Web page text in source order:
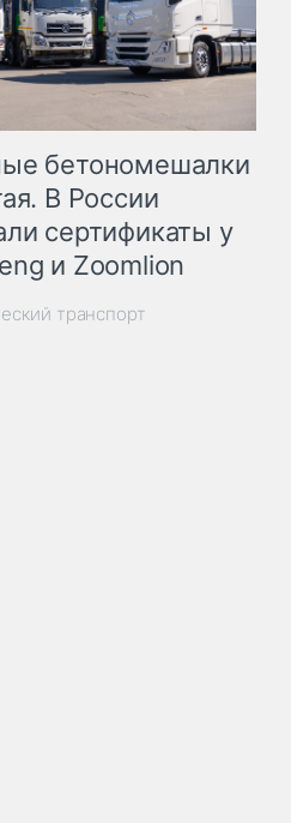
бетономешалки
В России
сертификаты у
и Zoomlion
транспорт